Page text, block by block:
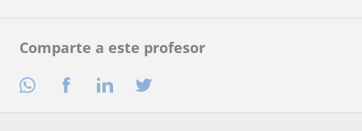
Comparte a este profesor